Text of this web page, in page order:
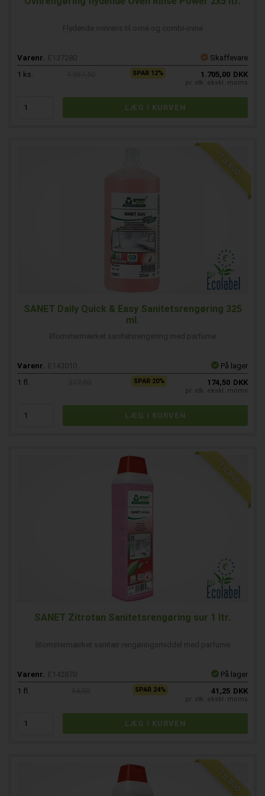
Flydende ovnrens til ovne og combi-ovne
Varenr. E137280
Skaffevare
1 ks. SPAR 12% 1.705,00 DKK
pr. stk. ekskl. moms
TILBUD
SANET Daily Quick & Easy Sanitetsrengøring 325
ml.
Blomstermærket sanitetsrengøring med parfume
Varenr. E143010
På lager
1 fl. SPAR 20% 174,50 DKK
pr. stk. ekskl. moms
TILBUD
SANET Zitrotan Sanitetsrengøring sur 1 ltr.
Blomstermærket sanitær rengøringsmiddel med parfume
Varenr. E142870
På lager
1 fl. SPAR 24% 41,25 DKK
pr. stk. ekskl. moms
TILBUD